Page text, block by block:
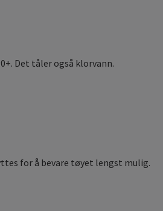
Det tåler også klorvann.
for å bevare tøyet lengst mulig.